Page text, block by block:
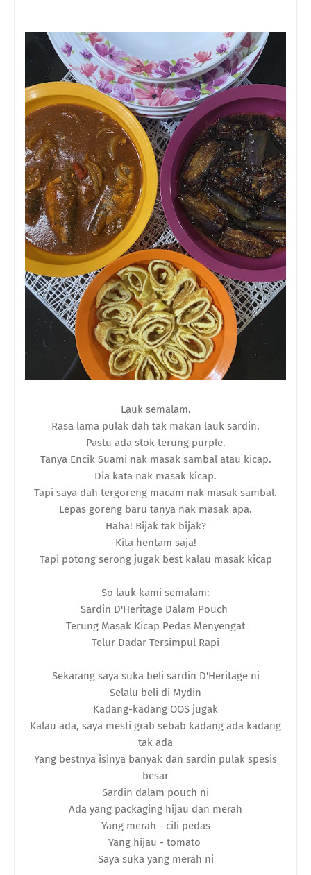
Lauk semalam.
Rasa lama pulak dah tak makan lauk sardin.
Pastu ada stok terung purple.
Tanya Encik Suami nak masak sambal atau kicap.
Dia kata nak masak kicap.
Tapi saya dah tergoreng macam nak masak sambal.
Lepas goreng baru tanya nak masak apa.
Haha! Bijak tak bijak?
Kita hentam saja!
Tapi potong serong jugak best kalau masak kicap
So lauk kami semalam:
Sardin D'Heritage Dalam Pouch
Terung Masak Kicap Pedas Menyengat
Telur Dadar Tersimpul Rapi
Sekarang saya suka beli sardin D'Heritage ni
Selalu beli di Mydin
Kadang-kadang OOS jugak
Kalau ada, saya mesti grab sebab kadang ada kadang
tak ada
Yang bestnya isinya banyak dan sardin pulak spesis
besar
Sardin dalam pouch ni
Ada yang packaging hijau dan merah
Yang merah - cili pedas
Yang hijau - tomato
Saya suka yang merah ni